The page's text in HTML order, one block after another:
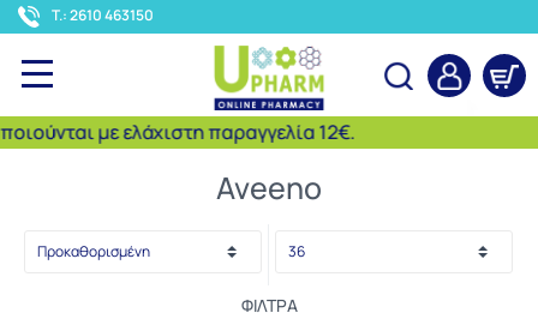
T.: 2610 463150
με ελάχιστη παραγγελία 12€.
Αναζήτηση
Aveeno
ΦΊΛΤΡΑ